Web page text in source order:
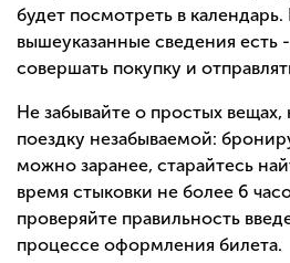
будет посмотреть в календарь.
вышеуказанные сведения
совершать покупку и
Не забывайте о простых
поездку незабываемой:
можно заранее, старайтесь
время стыковки не более 6
проверяйте правильность
процессе оформления билета.